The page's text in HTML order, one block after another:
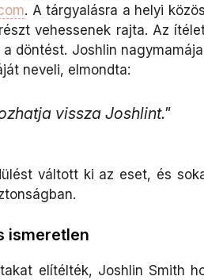
. A tárgyalásra a helyi
vehessenek rajta. Az
döntést. Joshlin
neveli, elmondta:
vissza Joshlint."
váltott ki az eset, és
ismeretlen
elítélték, Joshlin Smith